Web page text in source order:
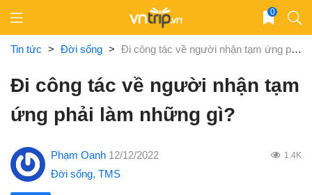
content
0
Tin tức > Đời sống > Đi công tác về người nhận tạm ứng phải làm những gì?
Đi công tác về người nhận tạm
ứng phải làm những gì?
Phạm Oanh 12/12/2022 1.4K
Đời sống, TMS